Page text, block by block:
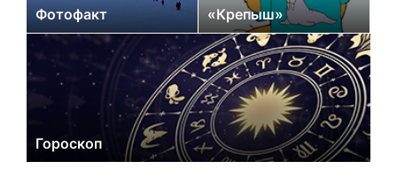
Фотофакт «Крепыш»
Гороскоп